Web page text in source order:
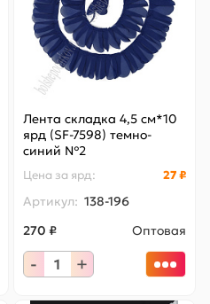
Лента складка 4,5 см*10
ярд (SF-7598) темно-
синий №2
Цена за ярд: 27 ₽
Артикул: 138-196
270 ₽
Оптовая
- +